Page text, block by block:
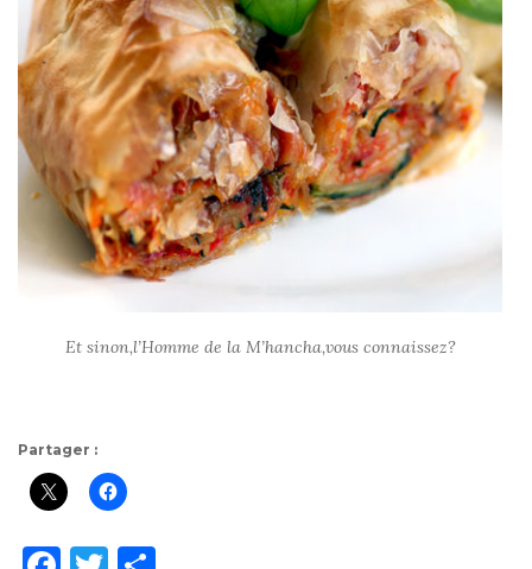
Et sinon,l’Homme de la M’hancha,vous connaissez?
Partager :